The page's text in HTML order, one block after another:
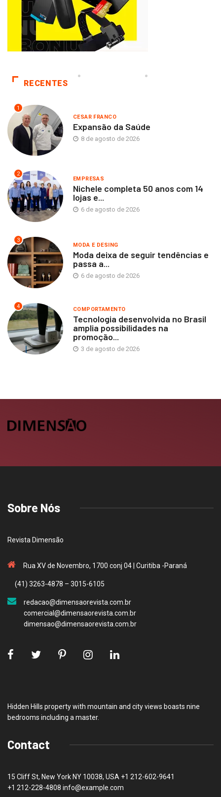
RECENTES
1
CESAR FRANCO
Expansão da Saúde
8 de agosto de 2026
2
EMPRESAS
Nichele completa 50 anos com 14
lojas e...
6 de agosto de 2026
3
MODA E DESING
Moda deixa de seguir tendências e
passa a...
6 de agosto de 2026
4 COMPORTAMENTO
Tecnologia desenvolvida no Brasil
amplia possibilidades na
promoção...
3 de agosto de 2026
Sobre Nós
Revista Dimensão
Rua XV de Novembro, 1700 conj 04 | Curitiba -Paraná
(41) 3263-4878 – 3015-6105
redacao@dimensaorevista.com.br
comercial@dimensaorevista.com.br
dimensao@dimensaorevista.com.br
Hidden Hills property with mountain and city views boasts nine
bedrooms including a master.
Contact
15 Cliff St, New York NY 10038, USA +1 212-602-9641
+1 212-228-4808 info@example.com